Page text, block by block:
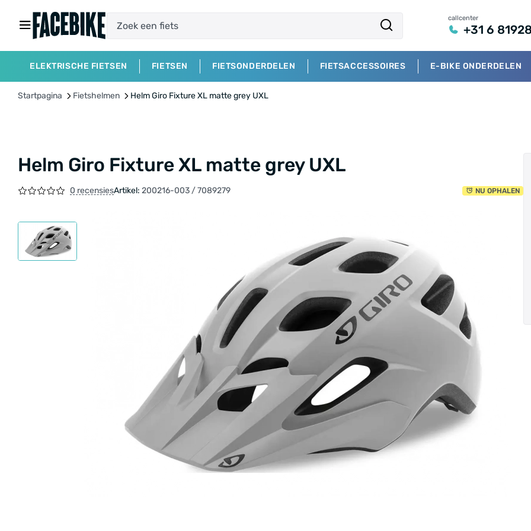
callcenter
+31 6
ELEKTRISCHE FIETSEN FIETSEN FIETSONDERDELEN FIETSACCESSOIRES E-BIKE ONDERDELEN
Startpagina Fietshelmen Helm Giro Fixture XL matte grey UXL
Helm Giro Fixture XL matte grey UXL
0 recensiesArtikel: 200216-003 / 7089279 NU OPHALEN